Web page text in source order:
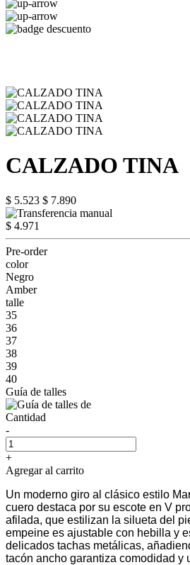
CALZADO TINA
$ 5.523 $ 7.890
$ 4.971
Pre-order
color
Negro
Amber
talle
35
36
37
38
39
40
Guía de talles
Cantidad
-
+
Agregar al carrito
Un moderno giro al clásico estilo
cuero destaca por su escote en V
afilada, que estilizan la silueta del
empeine es ajustable con hebilla y
delicados tachas metálicas,
tacón ancho garantiza comodidad y